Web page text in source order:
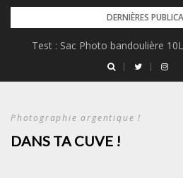
Skip
content
DERNIÈRES
Test : Sac Photo bandoulière
Photographie argentique !
DANS TA CUVE !